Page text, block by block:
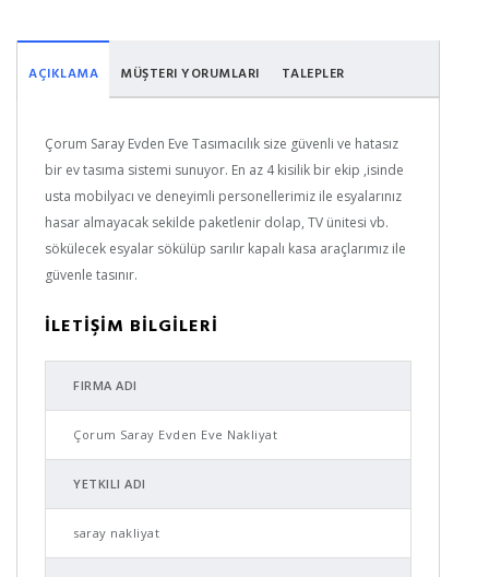
AÇIKLAMA MÜŞTERI YORUMLARI TALEPLER
Çorum Saray Evden Eve Tasımacılık size güvenli ve hatasız
bir ev tasıma sistemi sunuyor. En az 4 kisilik bir ekip ,isinde
usta mobilyacı ve deneyimli personellerimiz ile esyalarınız
hasar almayacak sekilde paketlenir dolap, TV ünitesi vb.
sökülecek esyalar sökülüp sarılır kapalı kasa araçlarımız ile
güvenle tasınır.
İLETİŞİM BİLGİLERİ
FIRMA ADI
Çorum Saray Evden Eve Nakliyat
YETKILI ADI
saray nakliyat